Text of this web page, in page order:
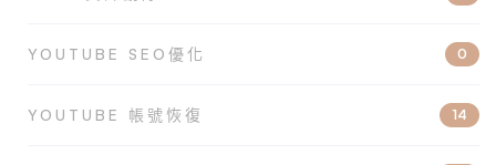
YOUTUBE SEO優化 0
YOUTUBE 帳號恢復 14